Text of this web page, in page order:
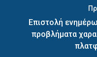
Επιστολή
προβλήματα